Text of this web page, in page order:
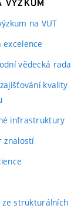
VÝZKUM
na VUT
excelence
vědecká rada
kvality
infrastruktury
znalostí
ze strukturálních